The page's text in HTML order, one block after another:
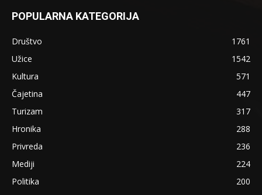
POPULARNA KATEGORIJA
Društvo
1761
Užice
1542
Kultura
571
Čajetina
447
Turizam
317
Hronika
288
Privreda
236
Mediji
224
Politika
200